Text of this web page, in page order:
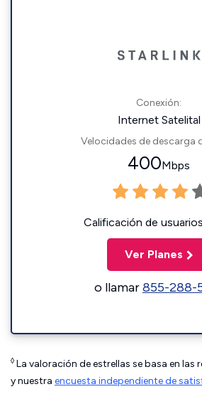
Conexión:
Internet Satelital
Velocidades de descarga
400Mbps
Calificación de
Ver Planes
o llamar855-288-
◊ La valoración de estrellas se basa en las
y nuestra encuesta independiente de